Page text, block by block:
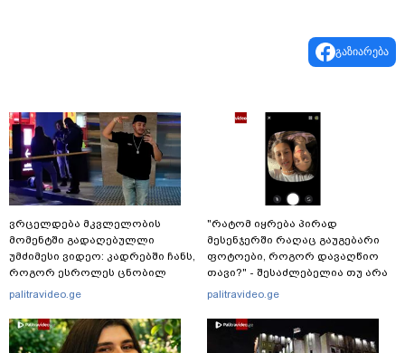
გაზიარება
ვრცელდება მკვლელობის
მომენტში გადაღებულლი
უმძიმესი ვიდეო: კადრებში ჩანს,
როგორ ესროლეს ცნობილ
"ტიკტოკერს" ლაივის დროს -
მექსიკის პოლიცია
palitravideo.ge
"რატომ იყრება პირად
მესენჯერში რაღაც გაუგებარი
ფოტოები, როგორ დავაღწიო
თავი?" - შესაძლებელია თუ არა
ამ ფუნქციის წაშლა?
palitravideo.ge